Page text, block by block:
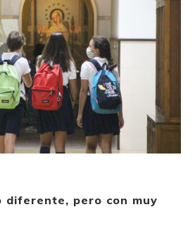
diferente, pero con muy